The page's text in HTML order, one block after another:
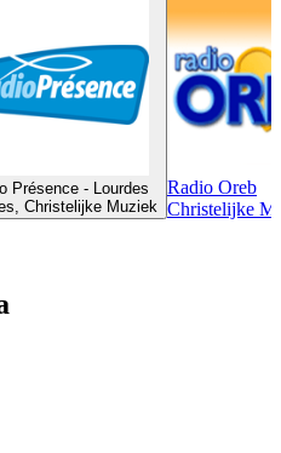
Présence - Lourdes
Christelijke Muziek
Radio Oreb
Christelijke